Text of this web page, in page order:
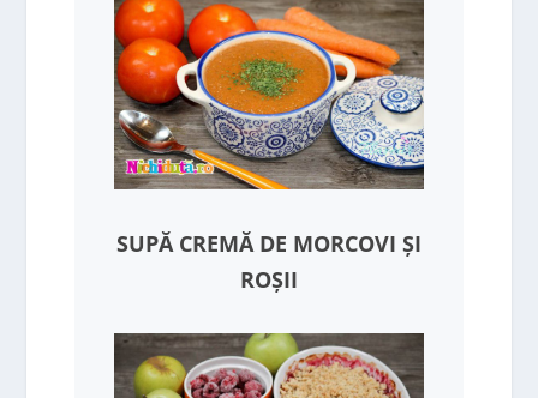
SUPĂ CREMĂ DE MORCOVI ȘI
ROȘII